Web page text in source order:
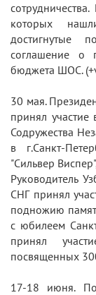
которых
достигнутые
соглашение о
бюджета ШОС.
30 мая.
принял участие
Содружества
в г.Санкт-
"Сильвер
Руководитель
СНГ принял
подножию
с юбилеем
принял
посвященных
17-18 июня.